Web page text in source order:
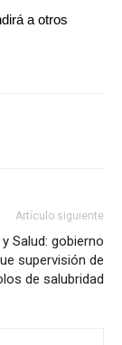
a otros
Artículo siguiente
Salud: gobierno
supervisión de
de salubridad